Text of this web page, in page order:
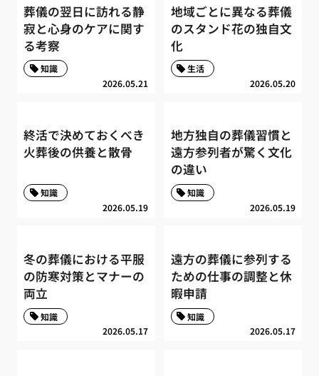
葬儀の翌日に訪れる静
寂と心身のケアに関す
る考察
2026.05.21
知識
地域ごとに異なる葬儀
のスタンド花の独自文
化
2026.05.20
生活
終活で決めておくべき
火葬後の供養と散骨
2026.05.19
知識
地方独自の葬儀習慣と
遠方参列者が驚く文化
の違い
2026.05.19
知識
冬の葬儀における平服
の防寒対策とマナーの
両立
2026.05.17
知識
遠方の葬儀に参列する
ための仕事の調整と休
暇申請
2026.05.17
知識